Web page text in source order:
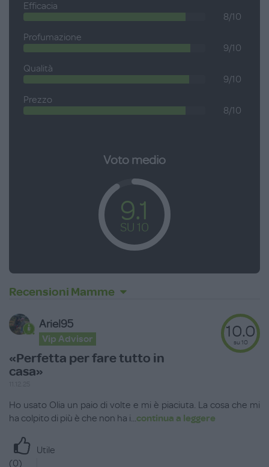
Efficacia
8/10
Profumazione
9/10
Qualità
9/10
Prezzo
8/10
Voto medio
9.1
SU 10
Recensioni Mamme
Ariel95
Vip Advisor
«Perfetta per fare tutto in
casa»
10.0
su 10
Ho usato Olia un paio di volte e mi è piaciuta. La cosa che mi
ha colpito di più è che non ha i...continua a leggere
Utile
(0)